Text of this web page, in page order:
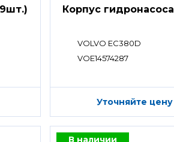
Корпус гидронасоса
VOLVO EC380D
VOE14574287
Уточняйте цену
В наличии